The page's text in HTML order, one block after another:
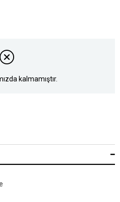
kalmamıştır.